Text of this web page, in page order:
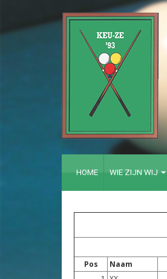
HOME WIE ZIJN WIJ
Pos Naam